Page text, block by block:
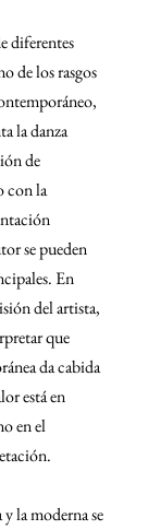
diferentes
de los rasgos
la danza
de
con la
se pueden
En
del artista,
que
da cabida
está en
en el
la moderna se